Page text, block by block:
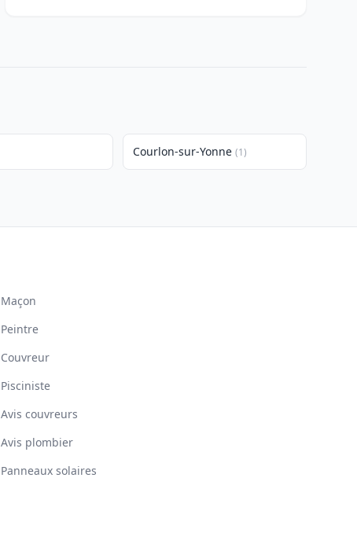
Courlon-sur-Yonne (1)
Maçon
Peintre
Couvreur
Pisciniste
Avis couvreurs
Avis plombier
Panneaux solaires